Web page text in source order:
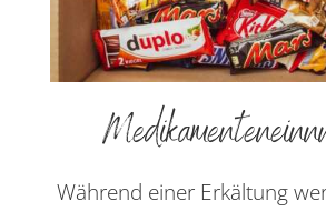
Während einer Erkältung